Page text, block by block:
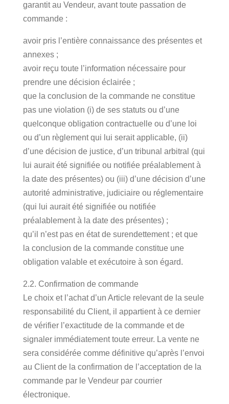
garantit au Vendeur, avant toute passation de
commande :
avoir pris l’entière connaissance des présentes et
annexes ;
avoir reçu toute l’information nécessaire pour
prendre une décision éclairée ;
que la conclusion de la commande ne constitue
pas une violation (i) de ses statuts ou d’une
quelconque obligation contractuelle ou d’une loi
ou d’un règlement qui lui serait applicable, (ii)
d’une décision de justice, d’un tribunal arbitral (qui
lui aurait été signifiée ou notifiée préalablement à
la date des présentes) ou (iii) d’une décision d’une
autorité administrative, judiciaire ou réglementaire
(qui lui aurait été signifiée ou notifiée
préalablement à la date des présentes) ;
qu’il n’est pas en état de surendettement ; et que
la conclusion de la commande constitue une
obligation valable et exécutoire à son égard.
2.2. Confirmation de commande
Le choix et l’achat d’un Article relevant de la seule
responsabilité du Client, il appartient à ce dernier
de vérifier l’exactitude de la commande et de
signaler immédiatement toute erreur. La vente ne
sera considérée comme définitive qu’après l’envoi
au Client de la confirmation de l’acceptation de la
commande par le Vendeur par courrier
électronique.